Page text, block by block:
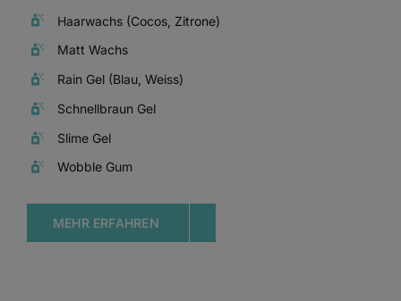
Haarwachs (Cocos, Zitrone)
Matt Wachs
Rain Gel (Blau, Weiss)
Schnellbraun Gel
Slime Gel
Wobble Gum
MEHR ERFAHREN